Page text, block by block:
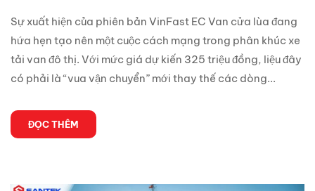
Sự xuất hiện của phiên bản VinFast EC Van cửa lùa đang
hứa hẹn tạo nên một cuộc cách mạng trong phân khúc xe
tải van đô thị. Với mức giá dự kiến 325 triệu đồng, liệu đây
có phải là “vua vận chuyển” mới thay thế các dòng...
ĐỌC THÊM